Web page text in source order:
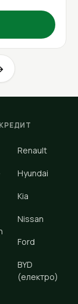
Renault
Hyundai
Kia
Nissan
Ford
BYD
(електро)